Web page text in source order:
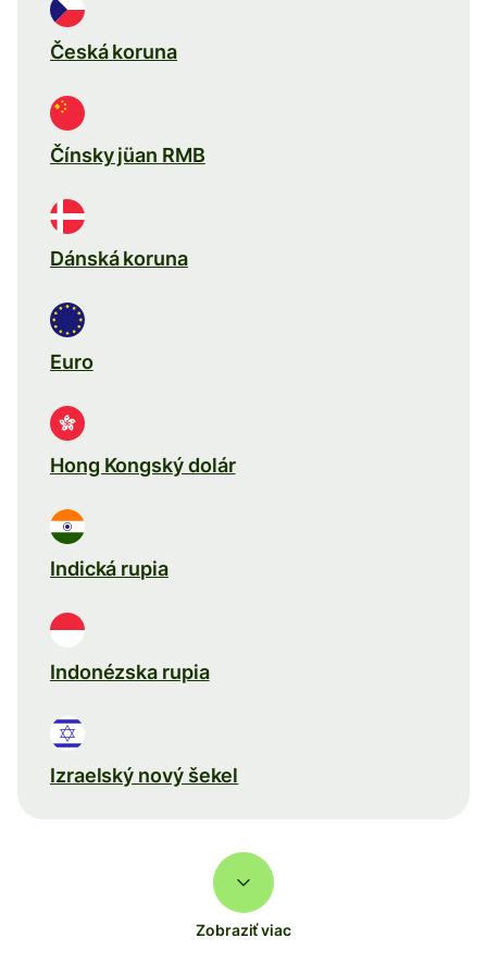
Česká koruna
Čínsky jüan RMB
Dánská koruna
Euro
Hong Kongský dolár
Indická rupia
Indonézska rupia
Izraelský nový šekel
Zobraziť viac